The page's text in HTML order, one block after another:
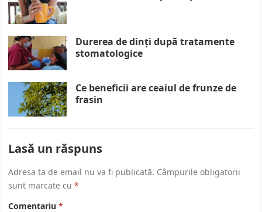
Durerea de dinți după tratamente
stomatologice
Ce beneficii are ceaiul de frunze de
frasin
Lasă un răspuns
Adresa ta de email nu va fi publicată. Câmpurile obligatorii
sunt marcate cu*
Comentariu*